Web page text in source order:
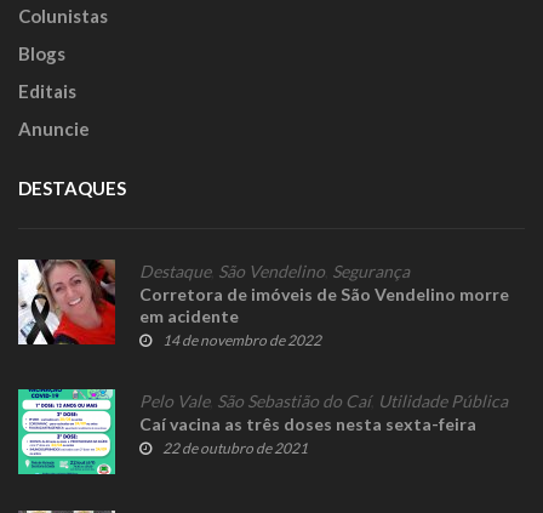
Colunistas
Blogs
Editais
Anuncie
DESTAQUES
Destaque, São Vendelino Segurança
Corretora de imóveis de São Vendelino morre
em acidente
14 de novembro de 2022
Pelo Vale, São Sebastião do Caí, Utilidade Pública
Caí vacina as três doses nesta sexta-feira
22 de outubro de 2021